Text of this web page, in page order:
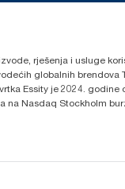
rješenja i usluge
globalnih
Essity je 2024.
Nasdaq Stockholm